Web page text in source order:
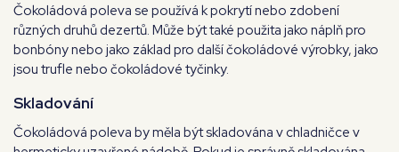
Čokoládová poleva se používá k pokrytí nebo zdobení
různých druhů dezertů. Může být také použita jako náplň pro
bonbóny nebo jako základ pro další čokoládové výrobky, jako
jsou trufle nebo čokoládové tyčinky.
Skladování
Čokoládová poleva by měla být skladována v chladničce v